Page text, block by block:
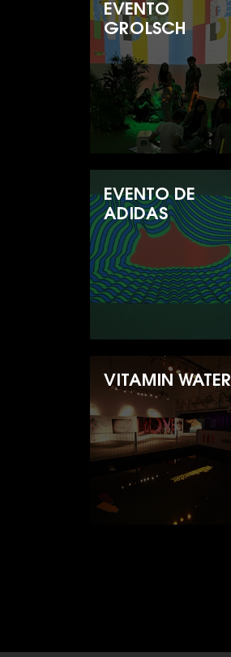
EVENTO
GROLSCH
EVENTO DE
ADIDAS
VITAMIN WATER